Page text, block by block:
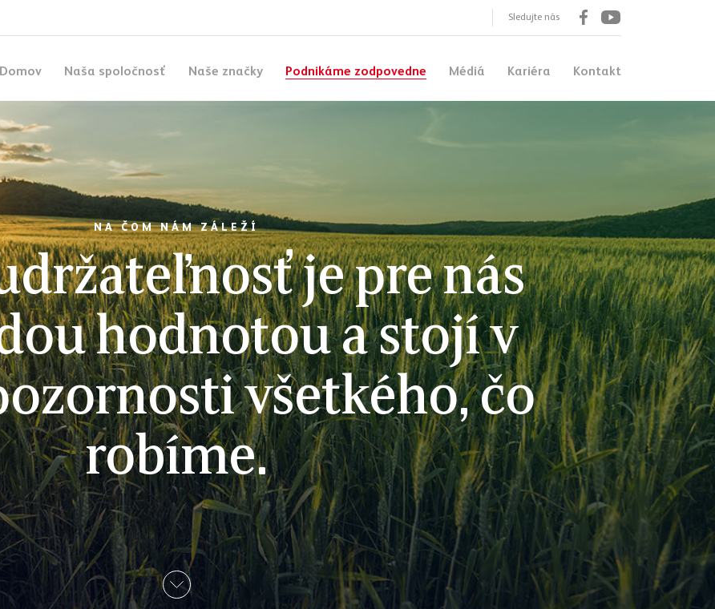
Sledujte nás Facebook
Domov Naša spoločnosť Naše značky Podnikáme zodpovedne Médiá Kariéra Kontakt
NA ČOM NÁM ZÁLEŽÍ
je pre nás
hodnotou a stojí v
všetkého, čo
robíme.
Dole